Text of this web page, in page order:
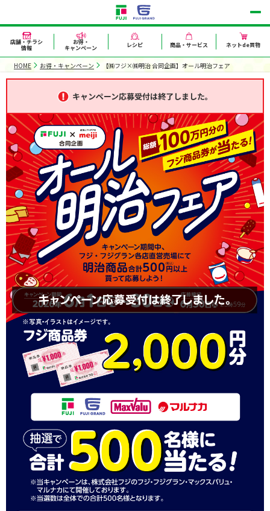
店舗・チラシ
情報
お得・
キャンペーン レシピ 商品・サービス ネットde買物
HOME お得・キャンペーン 【㈱フジ×㈱明治 合同企画】オール明治フェア
キャンペーン応募受付は終了しました。